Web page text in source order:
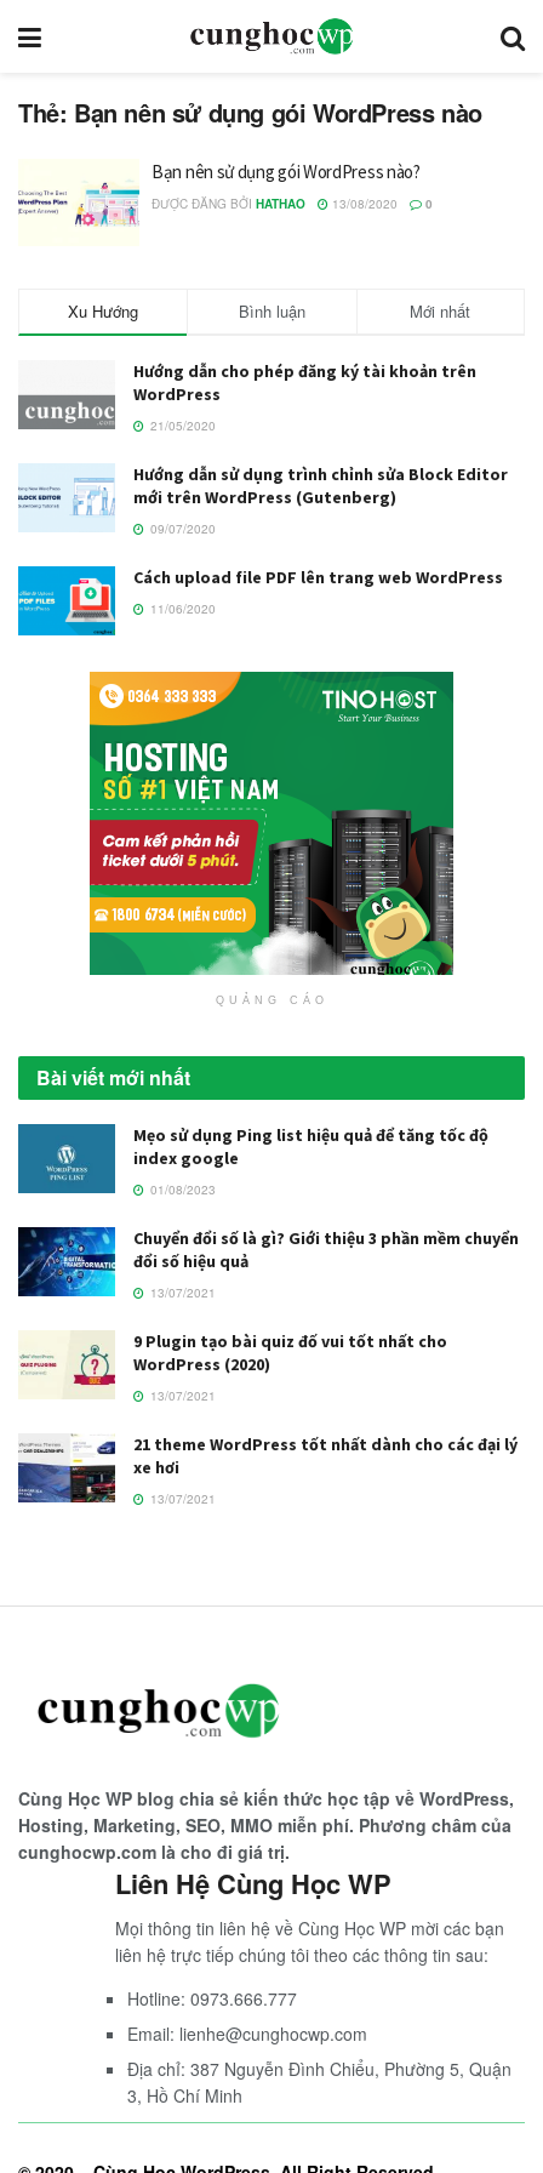
Thẻ: Bạn nên sử dụng gói WordPress nào
Bạn nên sử dụng gói WordPress nào?
ĐƯỢC ĐĂNG BỞI HATHAO 13/08/2020 0
Xu Hướng Bình luận Mới nhất
Hướng dẫn cho phép đăng ký tài khoản trên
WordPress
21/05/2020
Hướng dẫn sử dụng trình chỉnh sửa Block Editor
mới trên WordPress (Gutenberg)
09/07/2020
Cách upload file PDF lên trang web WordPress
11/06/2020
QUẢNG CÁO
Bài viết mới nhất
Mẹo sử dụng Ping list hiệu quả để tăng tốc độ
index google
01/08/2023
Chuyển đổi số là gì? Giới thiệu 3 phần mềm chuyển
đổi số hiệu quả
13/07/2021
9 Plugin tạo bài quiz đố vui tốt nhất cho
WordPress (2020)
13/07/2021
21 theme WordPress tốt nhất dành cho các đại lý
xe hơi
13/07/2021
Cùng Học WP blog chia sẻ kiến thức học tập về WordPress,
Hosting, Marketing, SEO, MMO miễn phí. Phương châm của
cunghocwp.com là cho đi giá trị.
Liên Hệ Cùng Học WP
Mọi thông tin liên hệ về Cùng Học WP mời các bạn
liên hệ trực tiếp chúng tôi theo các thông tin sau:
Hotline: 0973.666.777
Email: lienhe@cunghocwp.com
Địa chỉ: 387 Nguyễn Đình Chiểu, Phường 5, Quận
3, Hồ Chí Minh